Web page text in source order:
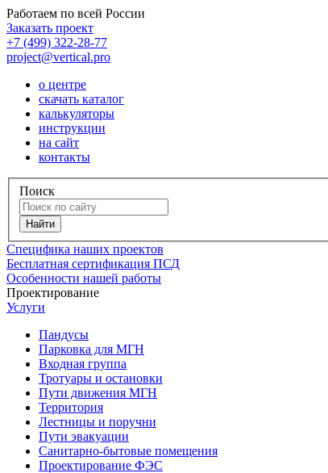
Работаем по всей России
Заказать проект
+7 (499) 322-28-77
project@vertical.pro
о центре
скачать каталог
калькуляторы
инструкции
на сайт
контакты
Поиск
Специфика наших проектов
Бесплатная сертификация ПСД
Особенности нашей работы
Проектирование
Услуги
Пандусы
Парковка для МГН
Входная группа
Тротуары и остановки
Пути движения МГН
Территория
Лестницы и поручни
Пути эвакуации
Санитарно-бытовые помещения
Проектирование ФЭС